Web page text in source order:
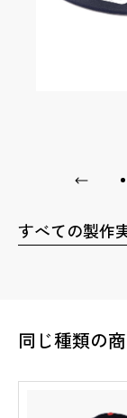
すべての製作
同じ種類の